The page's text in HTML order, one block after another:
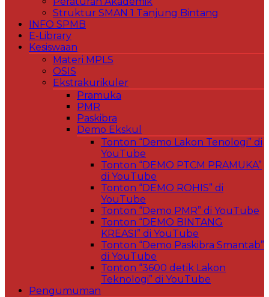
Struktur SMAN 1 Tanjung Bintang
INFO SPMB
E-Library
Kesiswaan
Materi MPLS
OSIS
Ekstrakurikuler
Pramuka
PMR
Paskibra
Demo Ekskul
Tonton “Demo Lakon Tenologi” di
YouTube
Tonton “DEMO PTCM PRAMUKA”
di YouTube
Tonton “DEMO ROHIS” di
YouTube
Tonton “Demo PMR” di YouTube
Tonton “DEMO BINTANG
KREASI” di YouTube
Tonton “Demo Paskibra Smantab”
di YouTube
Tonton “3600 detik Lakon
Teknologi” di YouTube
Pengumuman